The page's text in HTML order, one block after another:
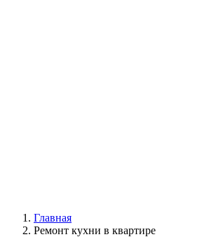
Главная
Ремонт кухни в квартире